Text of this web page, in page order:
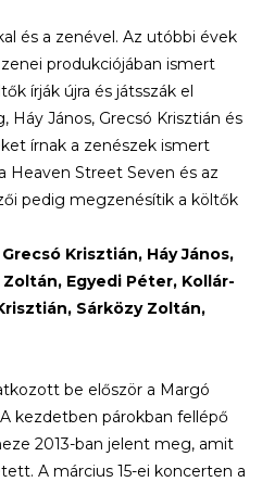
és a zenével. Az utóbbi évek
produkciójában ismert
írják újra és játsszák el
Háy János, Grecsó Krisztián és
írnak a zenészek ismert
Heaven Street Seven és az
pedig megzenésítik a költők
Grecsó Krisztián, Háy János,
Egyedi Péter, Kollár-
Sárközy Zoltán,
be először a Margó
kezdetben párokban fellépő
2013-ban jelent meg, amit
A március 15-ei koncerten a